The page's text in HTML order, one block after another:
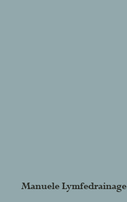
Manuele Lymfedrainage